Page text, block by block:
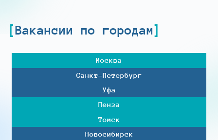
Вакансии по городам
Москва
Санкт-Петербург
Уфа
Пенза
Томск
Новосибирск